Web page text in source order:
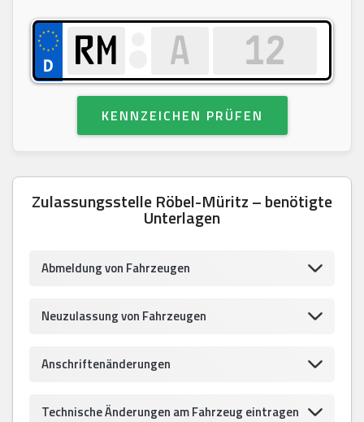
KENNZEICHEN PRÜFEN
Zulassungsstelle Röbel-Müritz – benötigte
Unterlagen
Abmeldung von Fahrzeugen
Neuzulassung von Fahrzeugen
Anschriftenänderungen
Technische Änderungen am Fahrzeug eintragen